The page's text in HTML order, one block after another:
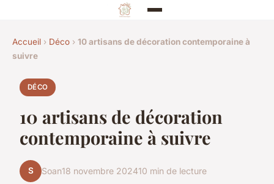
Accueil › Déco › 10 artisans de décoration contemporaine à
suivre
DÉCO
10 artisans de décoration
contemporaine à suivre
S Soan18 novembre 202410 min de lecture